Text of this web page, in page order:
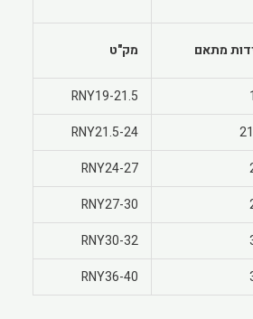
מתאם מק"ט
RNY19-21.5
RNY21.5-24
RNY24-27
RNY27-30
RNY30-32
RNY36-40